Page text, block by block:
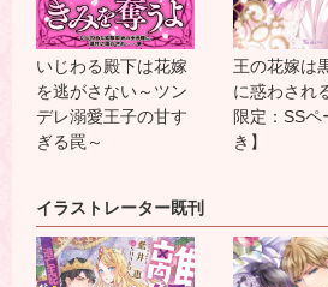
いじわる殿下は花嫁
を逃がさない～ツン
デレ溺愛王子の甘す
ぎる罠～
王の花嫁は
に惑わされ
限定：SSペ
き】
イラストレーター既刊